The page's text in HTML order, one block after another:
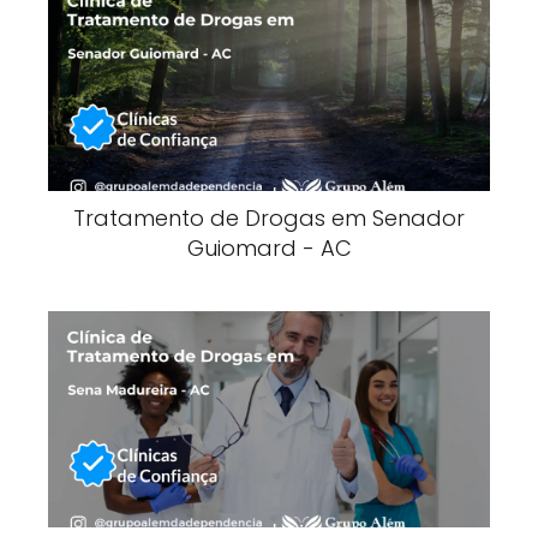
Tratamento de Drogas em Senador
Guiomard - AC